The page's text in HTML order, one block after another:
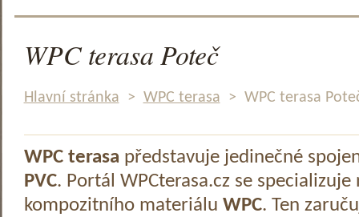
WPC terasa Poteč
Hlavní stránka > WPC terasa > WPC terasa
WPC terasa představuje jedinečné
PVC. Portál WPCterasa.cz se specializuje
kompozitního materiálu WPC. Ten